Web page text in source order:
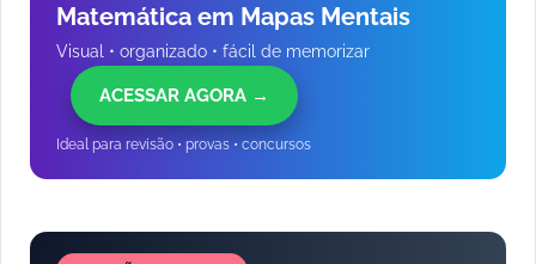
Matemática em Mapas Mentais
Visual • organizado • fácil de memorizar
ACESSAR AGORA →
Ideal para revisão • provas • concursos